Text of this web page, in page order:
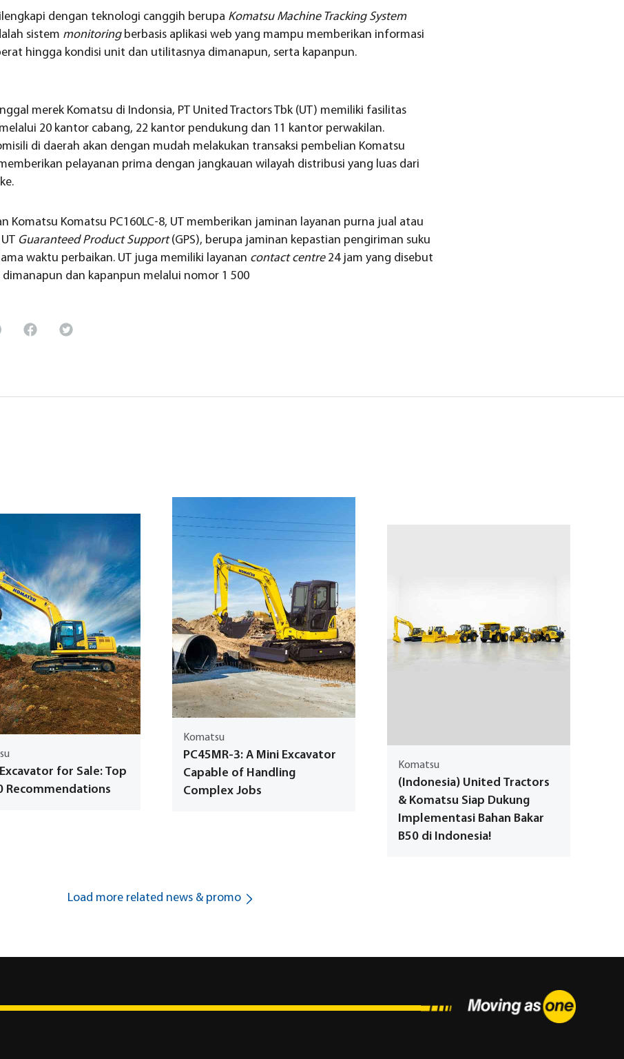
dengan teknologi canggih berupa Komatsu Machine Tracking System
sistem monitoring berbasis aplikasi web yang mampu memberikan informasi
hingga kondisi unit dan utilitasnya dimanapun, serta kapanpun.
merek Komatsu di Indonsia, PT United Tractors Tbk (UT) memiliki fasilitas
20 kantor cabang, 22 kantor pendukung dan 11 kantor perwakilan.
di daerah akan dengan mudah melakukan transaksi pembelian Komatsu
memberikan pelayanan prima dengan jangkauan wilayah distribusi yang luas dari
Komatsu Komatsu PC160LC-8, UT memberikan jaminan layanan purna jual atau
Guaranteed Product Support(GPS), berupa jaminan kepastian pengiriman suku
waktu perbaikan. UT juga memiliki layanan contact centre 24 jam yang disebut
dimanapun dan kapanpun melalui nomor 1 500
for Sale: Top
Recommendations
Komatsu
PC45MR-3: A Mini Excavator
Capable of Handling
Complex Jobs
Komatsu
(Indonesia) United Tractors
& Komatsu Siap Dukung
Implementasi Bahan Bakar
B50 di Indonesia!
Load more related news & promo